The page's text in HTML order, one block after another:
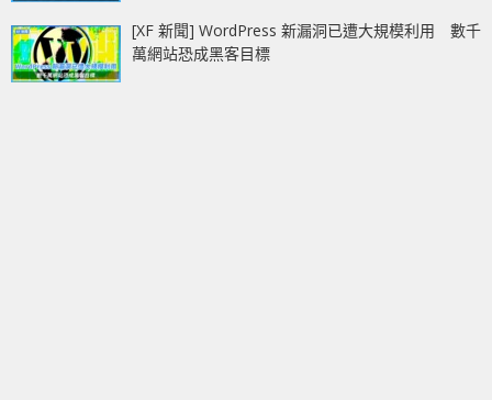
[XF 新聞] WordPress 新漏洞已遭大規模利用 數千
萬網站恐成黑客目標